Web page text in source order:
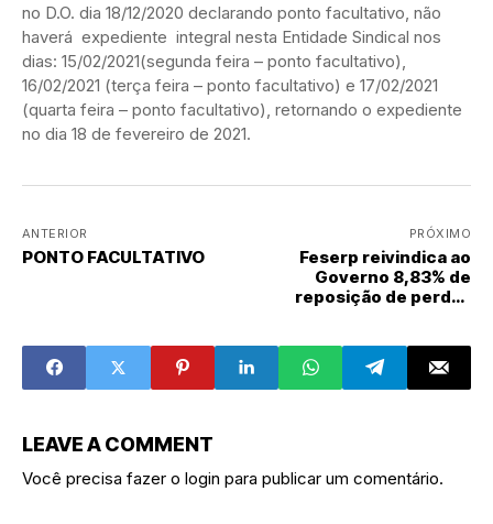
no D.O. dia 18/12/2020 declarando ponto facultativo, não
haverá expediente integral nesta Entidade Sindical nos
dias: 15/02/2021(segunda feira – ponto facultativo),
16/02/2021 (terça feira – ponto facultativo) e 17/02/2021
(quarta feira – ponto facultativo), retornando o expediente
no dia 18 de fevereiro de 2021.
ANTERIOR
PONTO FACULTATIVO
PRÓXIMO
Feserp reivindica ao
Governo 8,83% de
reposição de perdas
LEAVE A COMMENT
Você precisa fazer o login para publicar um comentário.